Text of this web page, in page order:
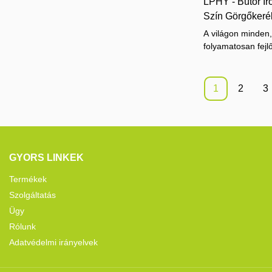
meg.
Szín
A világon
folyamatosan
Irodai szék
görgős kerék
1 2 3
GYORS LINKEK
Termékek
Szolgáltatás
Ügy
Rólunk
Adatvédelmi irányelvek